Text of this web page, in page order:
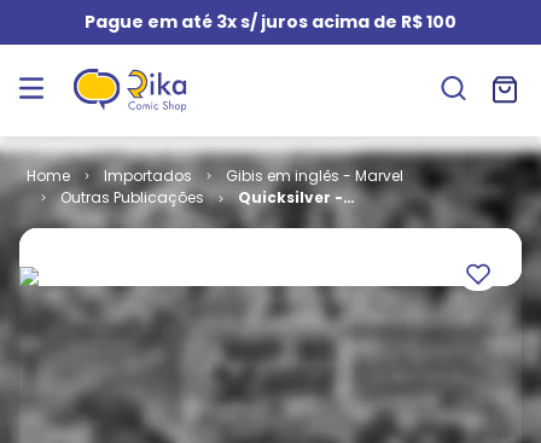
Pague em até 3x s/ juros acima de R$ 100
Importados
Gibis em inglês - Marvel
Outras Publicações
Quicksilver -
No Surrender